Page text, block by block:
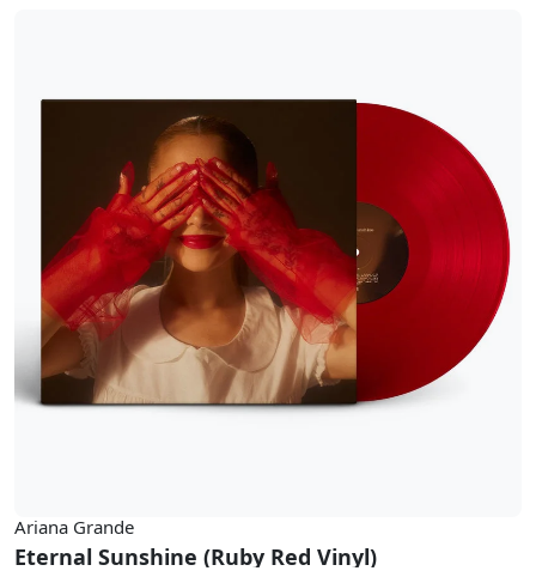
Ariana Grande
Eternal Sunshine (Ruby Red Vinyl)